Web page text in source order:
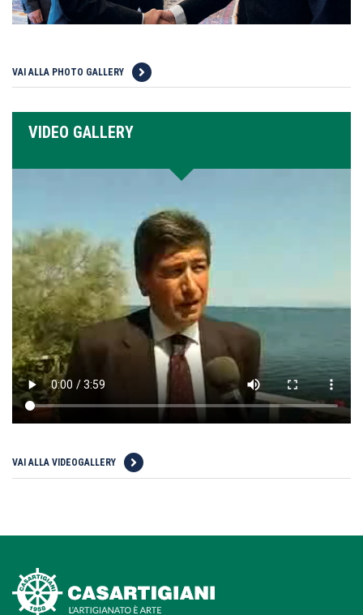
VAI ALLA PHOTO GALLERY
VIDEO GALLERY
VAI ALLA VIDEOGALLERY